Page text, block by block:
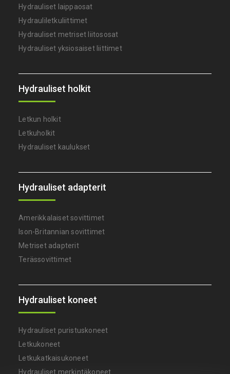
Hydrauliset laippaosat
Hydrauliletkuliittimet
Hydrauliset metriset liitososat
Hydrauliset yksiosaiset liittimet
Hydrauliset holkit
Letkun holkit
Letkuholkit
Hydrauliset kaulukset
Hydrauliset adapterit
Amerikkalaiset sovittimet
Ison-Britannian sovittimet
Metriset adapterit
Terässovittimet
Hydrauliset koneet
Hydrauliset puristuskoneet
Letkukoneet
Letkukatkaisukoneet
Hydrauliset merkintäkoneet